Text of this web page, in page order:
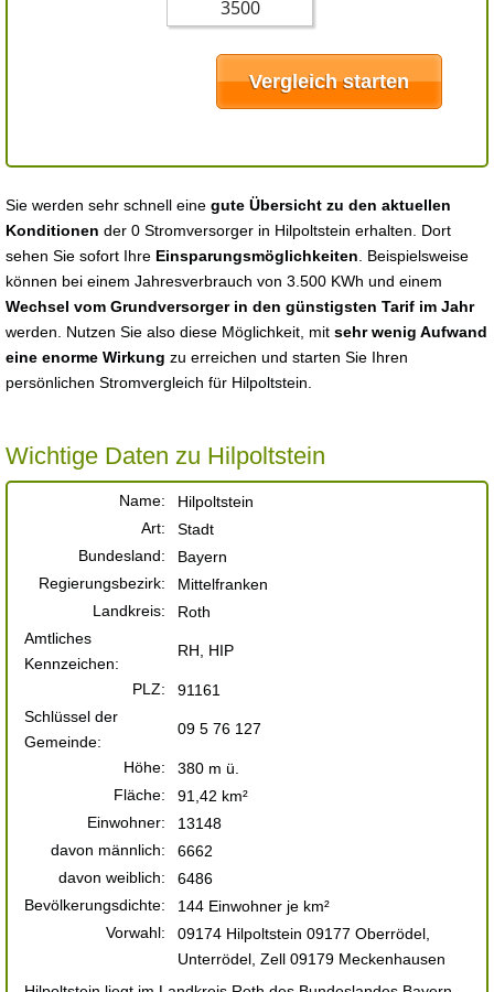
Sie werden sehr schnell eine gute Übersicht zu den aktuellen
Konditionen der 0 Stromversorger in Hilpoltstein erhalten. Dort
sehen Sie sofort Ihre Einsparungsmöglichkeiten . Beispielsweise
können bei einem Jahresverbrauch von 3.500 KWh und einem
Wechsel vom Grundversorger in den günstigsten Tarif im Jahr
werden. Nutzen Sie also diese Möglichkeit, mit sehr wenig Aufwand
eine enorme Wirkung zu erreichen und starten Sie Ihren
persönlichen Stromvergleich für Hilpoltstein.
Wichtige Daten zu Hilpoltstein
Name:
Hilpoltstein
Art:
Stadt
Bundesland:
Bayern
Regierungsbezirk:
Mittelfranken
Landkreis:
Roth
Amtliches
Kennzeichen:
RH, HIP
PLZ:
91161
Schlüssel der
Gemeinde:
09 5 76 127
Höhe:
380 m ü.
Fläche:
91,42 km²
Einwohner:
13148
davon männlich:
6662
davon weiblich:
6486
Bevölkerungsdichte:
144 Einwohner je km²
Vorwahl:
09174 Hilpoltstein 09177 Oberrödel,
Unterrödel, Zell 09179 Meckenhausen